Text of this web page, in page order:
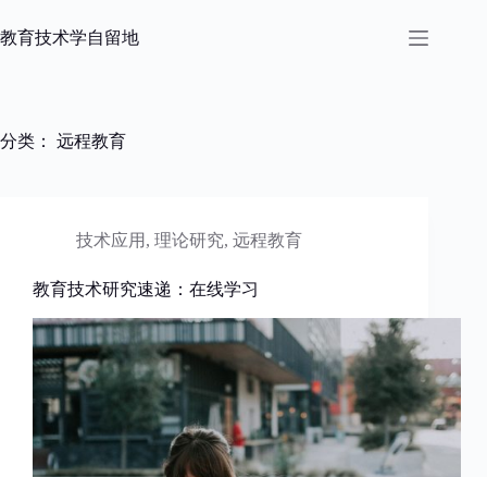
过
教育技术学自留地
分类： 远程教育
技术应用 , 理论研究, 远程教育
教育技术研究速递：在线学习